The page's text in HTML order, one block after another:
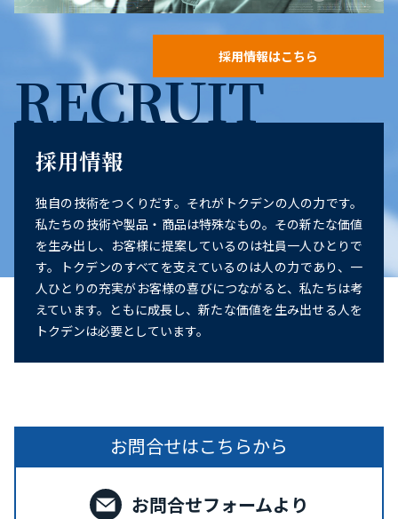
採用情報はこちら
RECRUIT
採用情報
独自の技術をつくりだす。それがトクデンの人の力です。
私たちの技術や製品・商品は特殊なもの。その新たな価値
を生み出し、お客様に提案しているのは社員一人ひとりで
す。トクデンのすべてを支えているのは人の力であり、一
人ひとりの充実がお客様の喜びにつながると、私たちは考
えています。ともに成長し、新たな価値を生み出せる人を
トクデンは必要としています。
お問合せはこちらから
お問合せフォームより